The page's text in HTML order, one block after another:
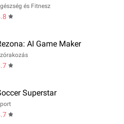
és Fitnesz
AI Game Maker
Superstar